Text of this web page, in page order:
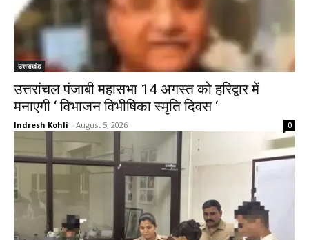
उत्तराखंड
उत्तरांचल पंजाबी महासभा 14 अगस्त को हरिद्वार में
मनाएगी ‘ विभाजन विभीषिका स्मृति दिवस ‘
Indresh Kohli - August 5, 2026 0